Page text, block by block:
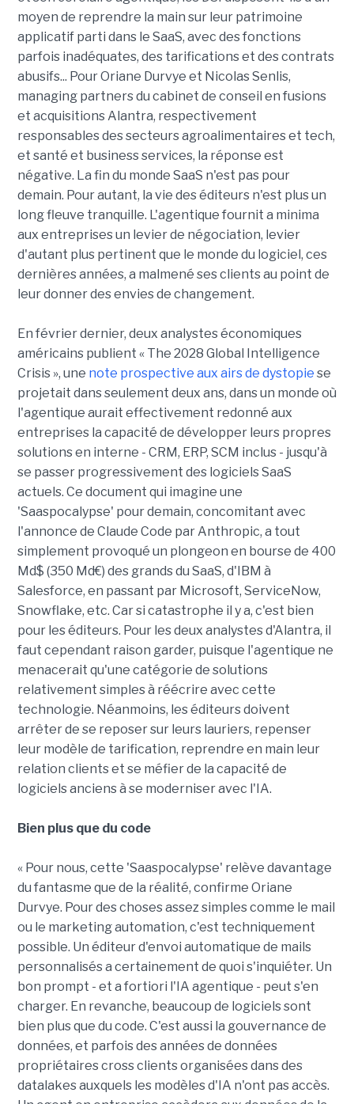
moyen de reprendre la main sur leur patrimoine
applicatif parti dans le SaaS, avec des fonctions
parfois inadéquates, des tarifications et des contrats
abusifs... Pour Oriane Durvye et Nicolas Senlis,
managing partners du cabinet de conseil en fusions
et acquisitions Alantra, respectivement
responsables des secteurs agroalimentaires et tech,
et santé et business services, la réponse est
négative. La fin du monde SaaS n'est pas pour
demain. Pour autant, la vie des éditeurs n'est plus un
long fleuve tranquille. L'agentique fournit a minima
aux entreprises un levier de négociation, levier
d'autant plus pertinent que le monde du logiciel, ces
dernières années, a malmené ses clients au point de
leur donner des envies de changement.
En février dernier, deux analystes économiques
américains publient « The 2028 Global Intelligence
Crisis », une note prospective aux airs de dystopie se
projetait dans seulement deux ans, dans un monde où
l'agentique aurait effectivement redonné aux
entreprises la capacité de développer leurs propres
solutions en interne - CRM, ERP, SCM inclus - jusqu'à
se passer progressivement des logiciels SaaS
actuels. Ce document qui imagine une
'Saaspocalypse' pour demain, concomitant avec
l'annonce de Claude Code par Anthropic, a tout
simplement provoqué un plongeon en bourse de 400
Md$ (350 Md€) des grands du SaaS, d'IBM à
Salesforce, en passant par Microsoft, ServiceNow,
Snowflake, etc. Car si catastrophe il y a, c'est bien
pour les éditeurs. Pour les deux analystes d'Alantra, il
faut cependant raison garder, puisque l'agentique ne
menacerait qu'une catégorie de solutions
relativement simples à réécrire avec cette
technologie. Néanmoins, les éditeurs doivent
arrêter de se reposer sur leurs lauriers, repenser
leur modèle de tarification, reprendre en main leur
relation clients et se méfier de la capacité de
logiciels anciens à se moderniser avec l'IA.
Bien plus que du code
« Pour nous, cette 'Saaspocalypse' relève davantage
du fantasme que de la réalité, confirme Oriane
Durvye. Pour des choses assez simples comme le mail
ou le marketing automation, c'est techniquement
possible. Un éditeur d'envoi automatique de mails
personnalisés a certainement de quoi s'inquiéter. Un
bon prompt - et a fortiori l'IA agentique - peut s'en
charger. En revanche, beaucoup de logiciels sont
bien plus que du code. C'est aussi la gouvernance de
données, et parfois des années de données
propriétaires cross clients organisées dans des
datalakes auxquels les modèles d'IA n'ont pas accès.